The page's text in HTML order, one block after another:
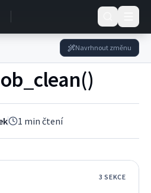
Navrhnout změnu
1 min čtení
3 SEKCE